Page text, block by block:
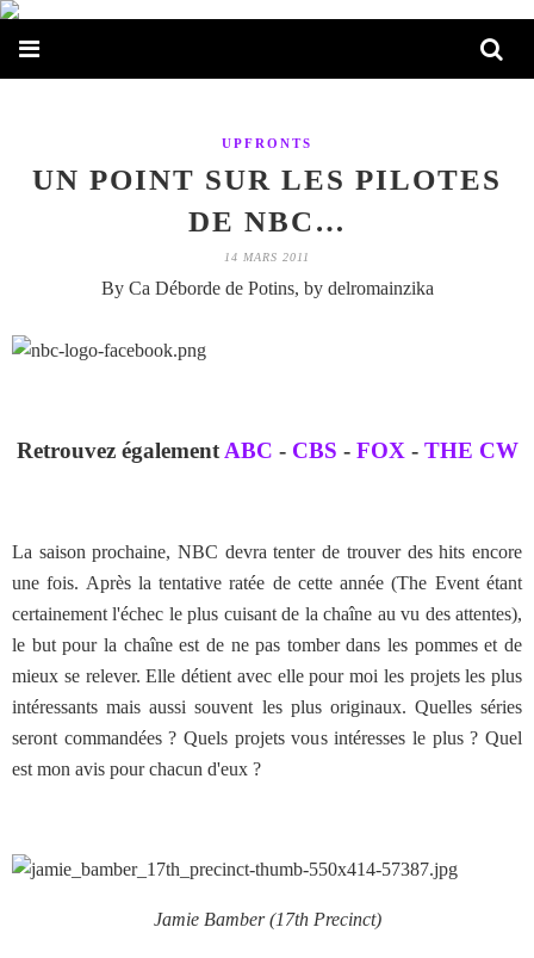
UPFRONTS
UN POINT SUR LES PILOTES
DE NBC…
14 MARS 2011
By Ca Déborde de Potins, by delromainzika
Retrouvez également ABC - CBS - FOX - THE CW
La saison prochaine, NBC devra tenter de trouver des hits encore
une fois. Après la tentative ratée de cette année (The Event étant
certainement l'échec le plus cuisant de la chaîne au vu des attentes),
le but pour la chaîne est de ne pas tomber dans les pommes et de
mieux se relever. Elle détient avec elle pour moi les projets les plus
intéressants mais aussi souvent les plus originaux. Quelles séries
seront commandées ? Quels projets vous intéresses le plus ? Quel
est mon avis pour chacun d'eux ?
Jamie Bamber (17th Precinct)